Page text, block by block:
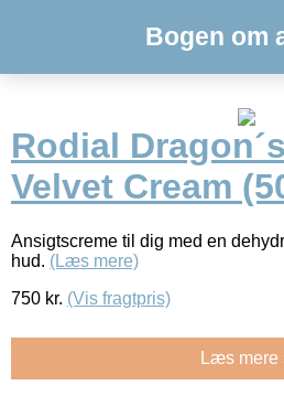
Bogen om
Rodial
Velvet Cream
Ansigtscreme til dig med en
hud. (Læs mere)
750 kr. (Vis fragtpris)
Læs mere